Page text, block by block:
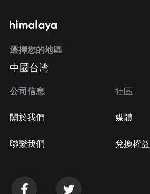
選擇您的地區
中國台湾
公司信息
關於我們
聯繫我們
社區
媒體
兌換權益